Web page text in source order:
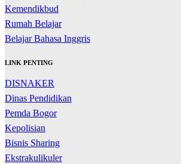
Kemendikbud
Rumah Belajar
Belajar Bahasa Inggris
LINK PENTING
DISNAKER
Dinas Pendidikan
Pemda Bogor
Kepolisian
Bisnis Sharing
Ekstrakulikuler